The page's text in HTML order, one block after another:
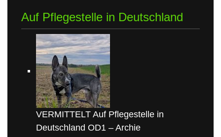
Auf Pflegestelle in Deutschland
VERMITTELT Auf Pflegestelle in
Deutschland OD1 – Archie